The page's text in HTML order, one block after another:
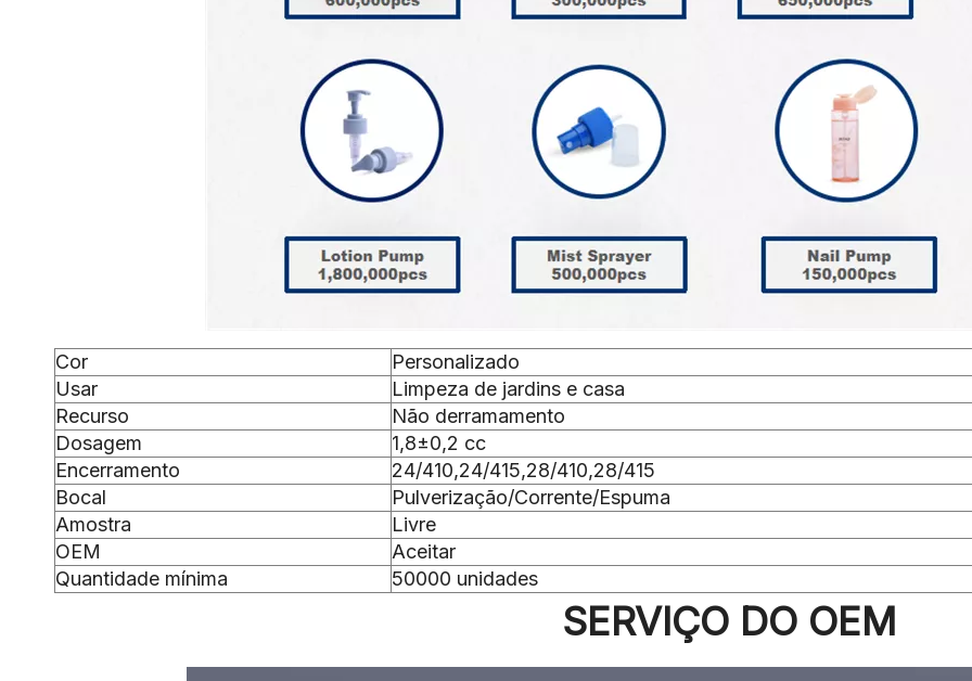
Cor
Personalizado
Usar
Limpeza de jardins e casa
Recurso
Não derramamento
Dosagem
1,8±0,2 cc
Encerramento
24/410,24/415,28/410,28/415
Bocal
Pulverização/Corrente/Espuma
Amostra
Livre
OEM
Aceitar
Quantidade mínima
50000 unidades
SERVIÇO DO OEM